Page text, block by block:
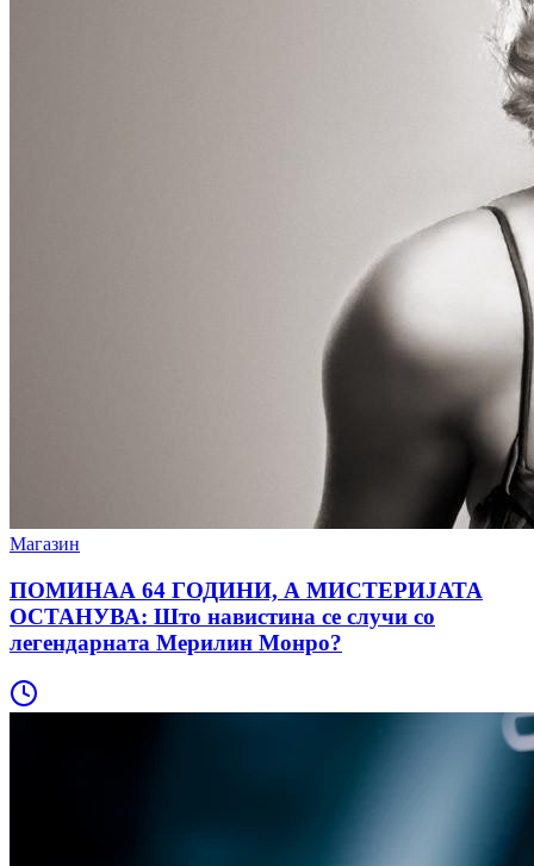
Магазин
ПОМИНАА 64 ГОДИНИ, А МИСТЕРИЈАТА
ОСТАНУВА: Што навистина се случи со
легендарната Мерилин Монро?